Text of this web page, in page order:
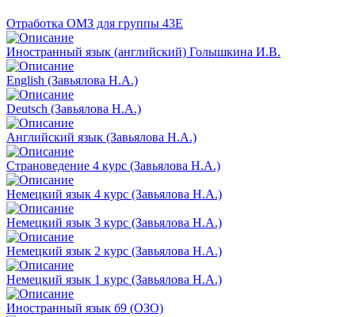
Отработка ОМЗ для группы 43Е
Иностранный язык (английский) Голышкина И.В.
English (Завьялова Н.А.)
Deutsch (Завьялова Н.А.)
Английский язык (Завьялова Н.А.)
Страноведение 4 курс (Завьялова Н.А.)
Немецкий язык 4 курс (Завьялова Н.А.)
Немецкий язык 3 курс (Завьялова Н.А.)
Немецкий язык 2 курс (Завьялова Н.А.)
Немецкий язык 1 курс (Завьялова Н.А.)
Иностранный язык б9 (ОЗО)